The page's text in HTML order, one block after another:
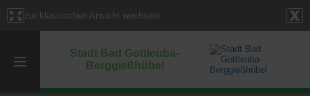
zur klassischen Ansicht wechseln
Stadt Bad Gottleuba-
Berggießhübel